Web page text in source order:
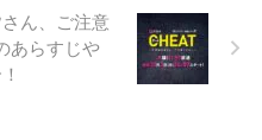
ん、ご注意
あらすじや